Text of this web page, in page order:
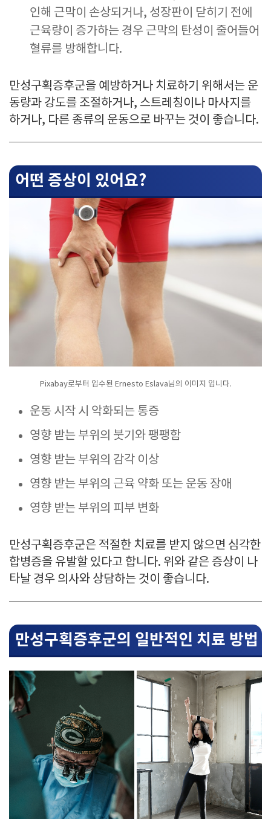
인해 근막이 손상되거나, 성장판이 닫히기 전에
근육량이 증가하는 경우 근막의 탄성이 줄어들어
혈류를 방해합니다.
만성구획증후군을 예방하거나 치료하기 위해서는 운
동량과 강도를 조절하거나, 스트레칭이나 마사지를
하거나, 다른 종류의 운동으로 바꾸는 것이 좋습니다.
어떤 증상이 있어요?
Pixabay로부터 입수된 Ernesto Eslava님의 이미지 입니다.
운동 시작 시 악화되는 통증
영향 받는 부위의 붓기와 팽팽함
영향 받는 부위의 감각 이상
영향 받는 부위의 근육 약화 또는 운동 장애
영향 받는 부위의 피부 변화
만성구획증후군은 적절한 치료를 받지 않으면 심각한
합병증을 유발할 있다고 합니다. 위와 같은 증상이 나
타날 경우 의사와 상담하는 것이 좋습니다.
만성구획증후군의 일반적인 치료 방법